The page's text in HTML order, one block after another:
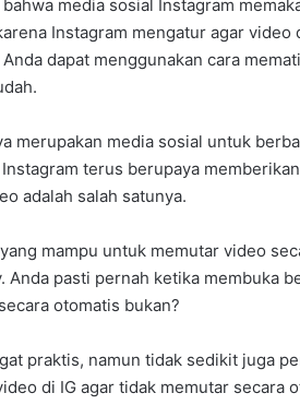
media sosial Instagram
Instagram mengatur agar
dapat menggunakan cara
merupakan media sosial untuk
terus berupaya
adalah salah satunya.
mampu untuk memutar video
Anda pasti pernah ketika membuka
otomatis bukan?
praktis, namun tidak sedikit juga
di IG agar tidak memutar secara